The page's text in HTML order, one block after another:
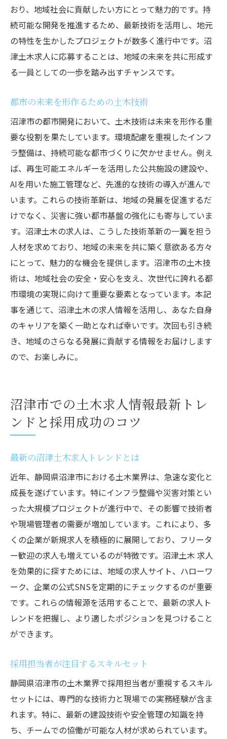
おり、地域社会に貢献したい方にとって魅力的です。持
続可能な開発を推進するため、最新技術を活用し、地元
の特性を生かしたプロジェクトが数多く進行中です。沼
津土木求人に応募することは、地域の未来を共に形成す
る一員としての一歩を踏み出すチャンスです。
都市の未来を形作るための土木技術
沼津市の都市開発において、土木技術は未来を形作る重
要な役割を果たしています。環境配慮を重視したインフ
ラ整備は、持続可能な都市づくりに欠かせません。例え
ば、再生可能エネルギーを活用した公共施設の建設や、
AIを用いた施工管理など、先進的な技術の導入が進んで
います。これらの技術革新は、地域の発展を促進するだ
けでなく、災害に強い都市基盤の強化にも寄与していま
す。沼津土木の求人は、こうした技術革新の一翼を担う
人材を求めており、地域の未来を共に築く意欲ある方々
にとって、魅力的な機会を提供します。沼津市の土木技
術は、地域社会の安全・安心を支え、次世代に誇れる都
市環境の実現に向けて重要な要素となっています。本記
事を通じて、沼津土木の求人情報を活用し、あなた自身
のキャリアを築く一助となれば幸いです。次回も引き続
き、地域のさらなる発展に貢献する情報をお届けします
ので、お楽しみに。
沼津市での土木求人情報最新トレ
ンドと採用成功のコツ
最新の沼津土木求人トレンドとは
近年、静岡県沼津市における土木業界は、急速な変化と
成長を遂げています。特にインフラ整備や災害対策とい
った大規模プロジェクトが進行中で、その影響で技術者
や現場管理者の需要が増加しています。これにより、多
くの企業が新規求人を積極的に展開しており、フリータ
ー歓迎の求人も増えているのが特徴です。沼津土木 求人
を効果的に探すためには、地域の求人サイト、ハローワ
ーク、企業の公式SNSを定期的にチェックするのが重要
です。これらの情報源を活用することで、最新の求人ト
レンドを把握し、より適したポジションを見つけること
ができます。
採用担当者が注目するスキルセット
静岡県沼津市の土木業界で採用担当者が重視するスキル
セットには、専門的な技術力と現場での実務経験が含ま
れます。特に、最新の建設技術や安全管理の知識を持
ち、チームでの協働が可能な人材が求められています。